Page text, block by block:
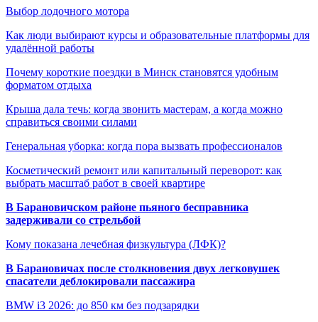
Выбор лодочного мотора
Как люди выбирают курсы и образовательные платформы для
удалённой работы
Почему короткие поездки в Минск становятся удобным
форматом отдыха
Крыша дала течь: когда звонить мастерам, а когда можно
справиться своими силами
Генеральная уборка: когда пора вызвать профессионалов
Косметический ремонт или капитальный переворот: как
выбрать масштаб работ в своей квартире
В Барановичском районе пьяного бесправника
задерживали со стрельбой
Кому показана лечебная физкультура (ЛФК)?
В Барановичах после столкновения двух легковушек
спасатели деблокировали пассажира
BMW i3 2026: до 850 км без подзарядки